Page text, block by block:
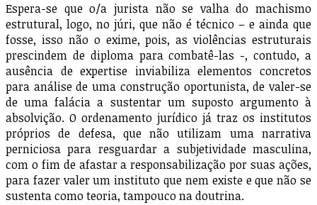
Espera-se que o/a jurista não se valha do machismo
estrutural, logo, no júri, que não é técnico – e ainda que
fosse, isso não o exime, pois, as violências estruturais
prescindem de diploma para combatê-las -, contudo, a
ausência de expertise inviabiliza elementos concretos
para análise de uma construção oportunista, de valer-se
de uma falácia a sustentar um suposto argumento à
absolvição. O ordenamento jurídico já traz os institutos
próprios de defesa, que não utilizam uma narrativa
perniciosa para resguardar a subjetividade masculina,
com o fim de afastar a responsabilização por suas ações,
para fazer valer um instituto que nem existe e que não se
sustenta como teoria, tampouco na doutrina.